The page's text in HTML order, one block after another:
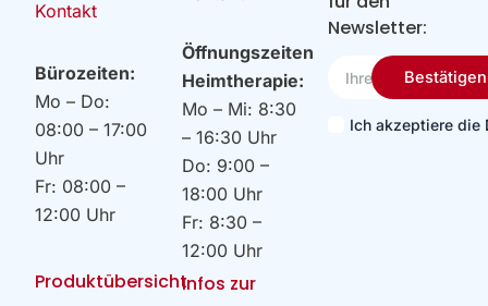
Kontakt
Bürozeiten:
Mo – Do:
08:00 – 17:00
Uhr
Fr: 08:00 –
12:00 Uhr
Produktübersicht
Öffnungszeiten
Heimtherapie:
Mo – Mi: 8:30
– 16:30 Uhr
Do: 9:00 –
18:00 Uhr
Fr: 8:30 –
12:00 Uhr
Infos zur
Newsletter:
Email
Ich akzeptiere die
Bestätigen